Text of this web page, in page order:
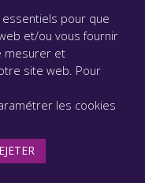
|
conforme
pour que
et/ou vous fournir
mesurer et
site web. Pour
les cookies